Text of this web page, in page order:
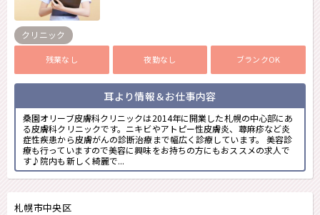
クリニック
残業なし 夜勤なし ブランクOK
耳より情報＆お仕事内容
桑園オリーブ皮膚科クリニックは2014年に開業した札幌の中心部にあ
る皮膚科クリニックです。ニキビやアトピー性皮膚炎、蕁麻疹など炎
症性疾患から皮膚がんの診断治療まで幅広く診療しています。 美容診
療も行っていますので美容に興味をお持ちの方にもおススメの求人で
す♪院内も新しく綺麗で...
札幌市中央区